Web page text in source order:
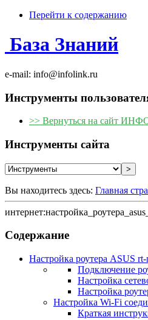
Перейти к содержанию
База Знаний
e-mail: info@infolink.ru
Инструменты
>> Вернуться на сайт
Инструменты сайта
Вы находитесь здесь: Главная
Содержание
Настройка роутера ASUS rt-
Подключение
Настройка
Настройка
Настройка Wi-Fi
Краткая